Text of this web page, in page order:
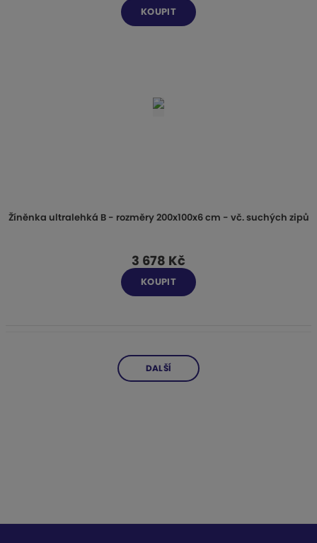
KOUPIT
Žíněnka ultralehká B - rozměry 200x100x6 cm - vč. suchých zipů
3 678 Kč
KOUPIT
DALŠÍ